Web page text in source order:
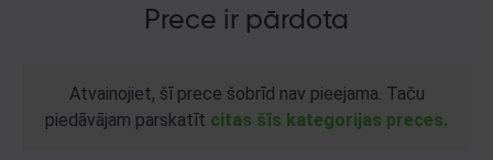
Prece ir pārdota
Atvainojiet, šī prece šobrīd nav pieejama. Taču
piedāvājam parskatīt citas šīs kategorijas preces.